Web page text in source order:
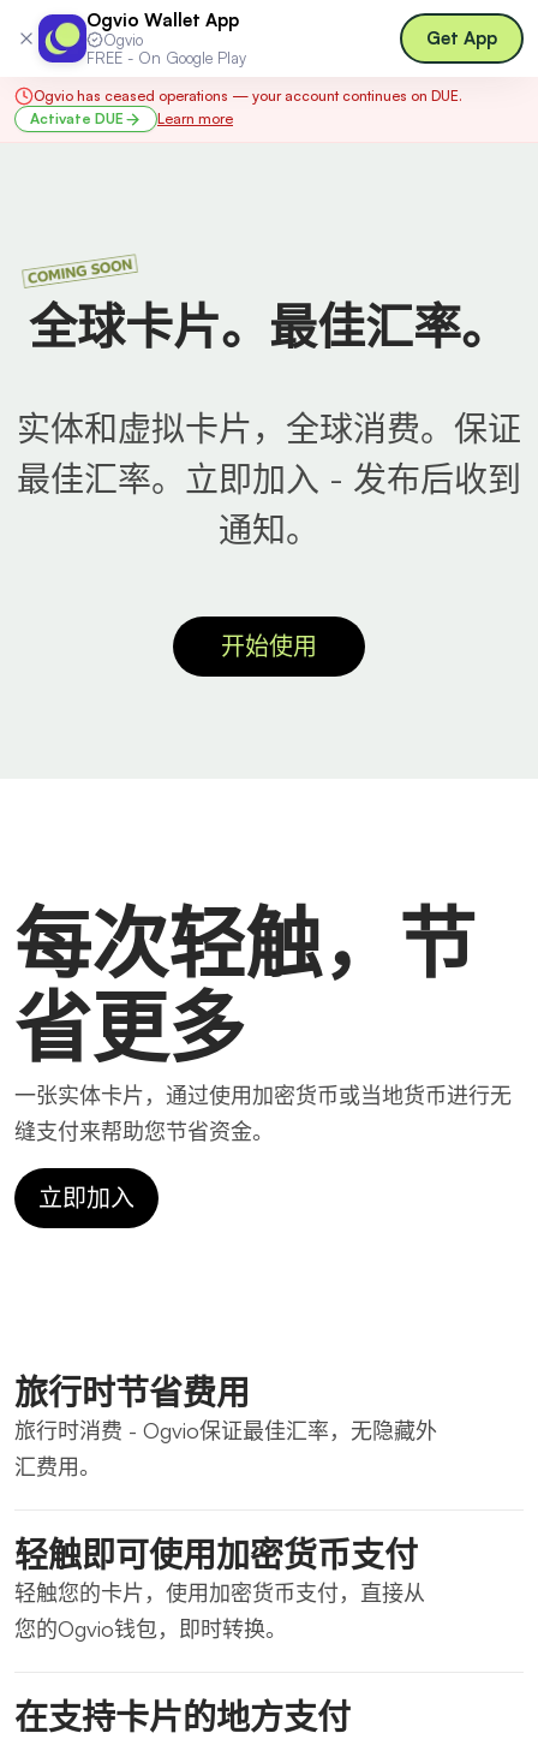
Ogvio has ceased operations — your account continues on DUE.
Activate DUE
Learn more
Ogvio Wallet App
Ogvio
FREE - On Google Play
Get App
全球卡片。最佳汇率。
实体和虚拟卡片，全球消费。保证
最佳汇率。立即加入 - 发布后收到
通知。
开始使用
每次轻触，节
省更多
一张实体卡片，通过使用加密货币或当地货币进行无
缝支付来帮助您节省资金。
立即加入
旅行时节省费用
旅行时消费 - Ogvio保证最佳汇率，无隐藏外
汇费用。
轻触即可使用加密货币支付
轻触您的卡片，使用加密货币支付，直接从
您的Ogvio钱包，即时转换。
在支持卡片的地方支付